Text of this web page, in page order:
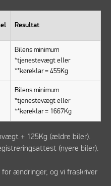
Resultat
Bilens minimum
*tjenestevægt eller
**køreklar = 455Kg
Bilens minimum
*tjenestevægt eller
**køreklar = 1667Kg
+ 125Kg (ældre biler).
(nyere biler).
for ændringer, og vi fraskriver